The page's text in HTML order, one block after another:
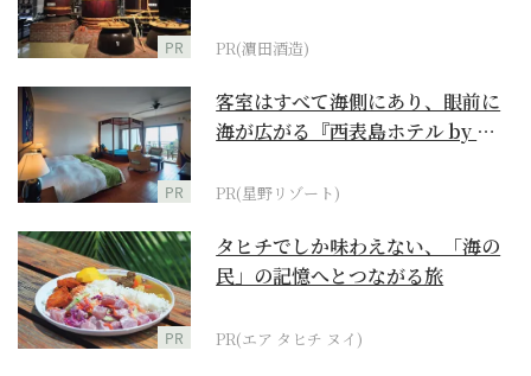
PR PR(濵田酒造)
PR
客室はすべて海側にあり、眼前に
海が広がる『西表島ホテル by 星
PR(星野リゾート)
PR
タヒチでしか味わえない、「海の
民」の記憶へとつながる旅
PR(エア タヒチ ヌイ)